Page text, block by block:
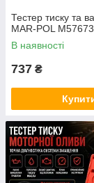
Тестер тиску та
MAR-POL M57673
В наявності
737 ₴